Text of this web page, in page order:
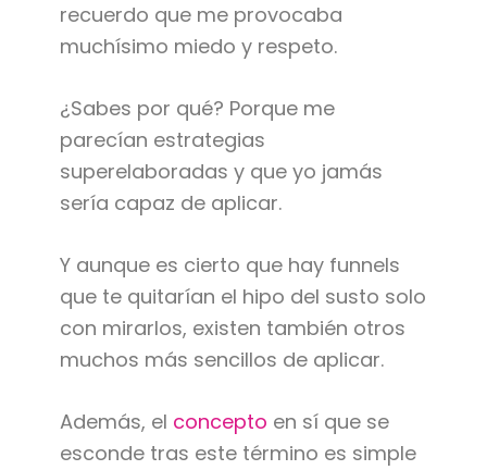
recuerdo que me provocaba
muchísimo miedo y respeto.
¿Sabes por qué? Porque me
parecían estrategias
superelaboradas y que yo jamás
sería capaz de aplicar.
Y aunque es cierto que hay funnels
que te quitarían el hipo del susto solo
con mirarlos, existen también otros
muchos más sencillos de aplicar.
Además, el concepto en sí que se
esconde tras este término es simple